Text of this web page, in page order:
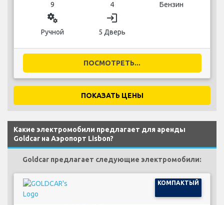
9 4 Бензин
miscellaneous_services
Ручной
login
5 Дверь
ПОСМОТРЕТЬ...
ПОКАЗАТЬ ЦЕНЫ
Какие электромобили предлагает для аренды
Goldcar на Аэропорт Lisbon?
Goldcar предлагает следующие электромобили:
КОМПАКТЫЙ